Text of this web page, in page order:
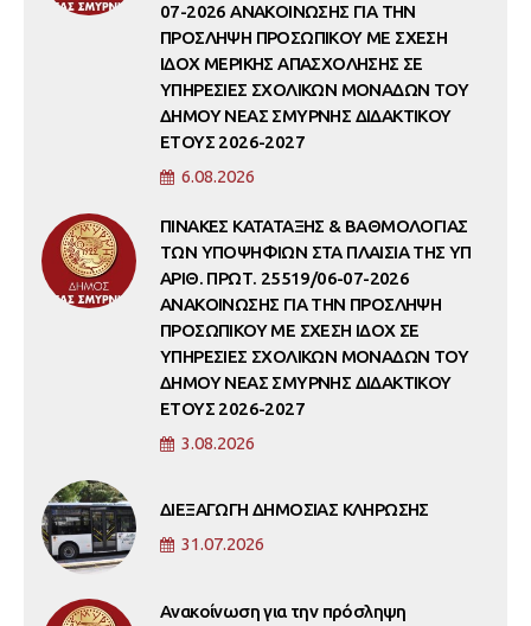
07-2026 ΑΝΑΚΟΙΝΩΣΗΣ ΓΙΑ ΤΗΝ
ΠΡΟΣΛΗΨΗ ΠΡΟΣΩΠΙΚΟΥ ΜΕ ΣΧΕΣΗ
ΙΔΟΧ ΜΕΡΙΚΗΣ ΑΠΑΣΧΟΛΗΣΗΣ ΣΕ
ΥΠΗΡΕΣΙΕΣ ΣΧΟΛΙΚΩΝ ΜΟΝΑΔΩΝ ΤΟΥ
ΔΗΜΟΥ ΝΕΑΣ ΣΜΥΡΝΗΣ ΔΙΔΑΚΤΙΚΟΥ
ΕΤΟΥΣ 2026-2027
6.08.2026
ΠΙΝΑΚΕΣ ΚΑΤΑΤΑΞΗΣ & ΒΑΘΜΟΛΟΓΙΑΣ
ΤΩΝ ΥΠΟΨΗΦΙΩΝ ΣΤΑ ΠΛΑΙΣΙΑ ΤΗΣ ΥΠ
ΑΡΙΘ. ΠΡΩΤ. 25519/06-07-2026
ΑΝΑΚΟΙΝΩΣΗΣ ΓΙΑ ΤΗΝ ΠΡΟΣΛΗΨΗ
ΠΡΟΣΩΠΙΚΟΥ ΜΕ ΣΧΕΣΗ ΙΔΟΧ ΣΕ
ΥΠΗΡΕΣΙΕΣ ΣΧΟΛΙΚΩΝ ΜΟΝΑΔΩΝ ΤΟΥ
ΔΗΜΟΥ ΝΕΑΣ ΣΜΥΡΝΗΣ ΔΙΔΑΚΤΙΚΟΥ
ΕΤΟΥΣ 2026-2027
3.08.2026
ΔΙΕΞΑΓΩΓΗ ΔΗΜΟΣΙΑΣ ΚΛΗΡΩΣΗΣ
31.07.2026
Ανακοίνωση για την πρόσληψη